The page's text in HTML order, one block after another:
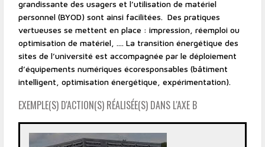
grandissante des usagers et l’utilisation de matériel
personnel (BYOD) sont ainsi facilitées. Des pratiques
vertueuses se mettent en place : impression, réemploi ou
optimisation de matériel, .... La transition énergétique des
sites de l’université est accompagnée par le déploiement
d’équipements numériques écoresponsables (bâtiment
intelligent, optimisation énergétique, expérimentation).
EXEMPLE(S) D'ACTION(S) RÉALISÉE(S) DANS L'AXE B